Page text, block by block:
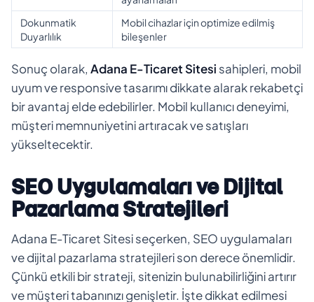
Dokunmatik
Duyarlılık
Mobil cihazlar için optimize edilmiş
bileşenler
Sonuç olarak, Adana E-Ticaret Sitesi sahipleri, mobil
uyum ve responsive tasarımı dikkate alarak rekabetçi
bir avantaj elde edebilirler. Mobil kullanıcı deneyimi,
müşteri memnuniyetini artıracak ve satışları
yükseltecektir.
SEO Uygulamaları ve Dijital
Pazarlama Stratejileri
Adana E-Ticaret Sitesi seçerken, SEO uygulamaları
ve dijital pazarlama stratejileri son derece önemlidir.
Çünkü etkili bir strateji, sitenizin bulunabilirliğini artırır
ve müşteri tabanınızı genişletir. İşte dikkat edilmesi